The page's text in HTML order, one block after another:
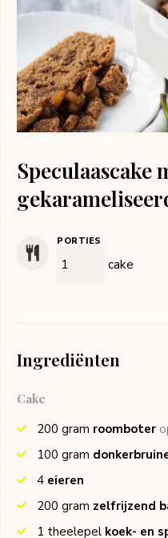
Speculaascake
PORTIES
cake
Ingrediënten
Cake
200 gram roomboter
100 gram
4 eieren
200 gram zelfrijzend
1 theelepel koek- en